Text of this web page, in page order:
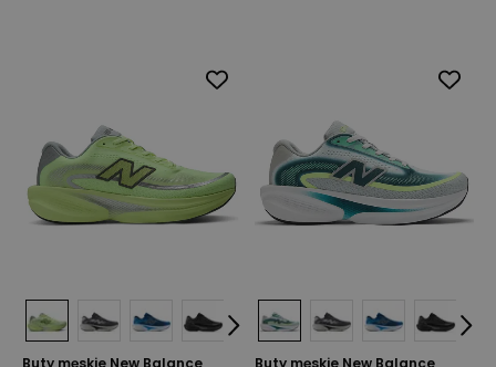
Buty męskie New Balance
Buty męskie New Balance